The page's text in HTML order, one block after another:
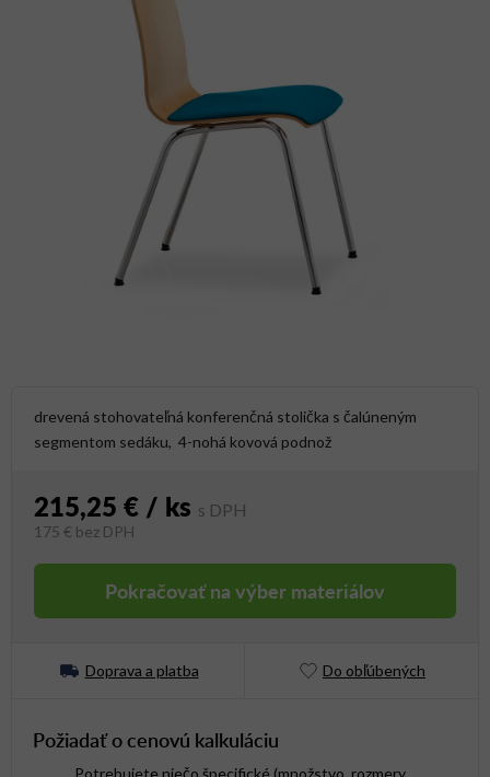
drevená stohovateľná konferenčná stolička s čalúneným
segmentom sedáku, 4-nohá kovová podnož
215,25 € / ks
175 € bez DPH
Pokračovať na výber materiálov
Doprava a platba Do obľúbených
Požiadať o cenovú kalkuláciu
Potrebujete niečo špecifické (množstvo, rozmery,